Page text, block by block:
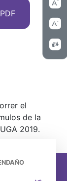
el
de la
2019.